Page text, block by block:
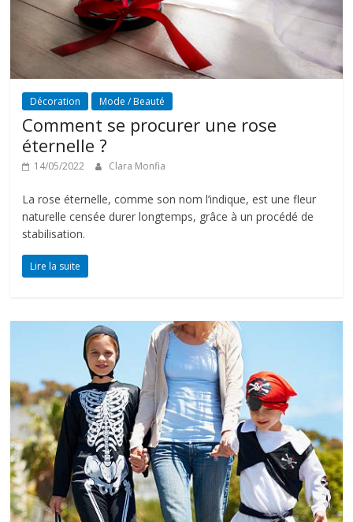
Décoration Mode / Beauté
Comment se procurer une rose
éternelle ?
14/05/2022 Clara Monfia
La rose éternelle, comme son nom l’indique, est une fleur
naturelle censée durer longtemps, grâce à un procédé de
stabilisation.
Lire la suite